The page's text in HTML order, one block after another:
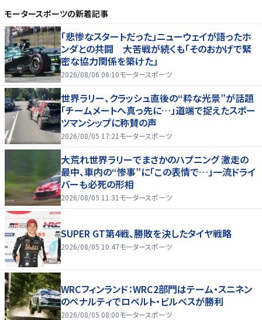
モータースポーツの新着記事
「悲惨なスタートだった」ニューウェイが語ったホ
ンダとの共闘 大苦戦が続くも「そのおかげで緊
密な協力関係を築けた」
2026/08/06 06:10モータースポーツ
世界ラリー、クラッシュ直後の“粋な光景”が話題
「チームメートへ真っ先に…」道端で捉えたスポー
ツマンシップに称賛の声
2026/08/05 17:21 モータースポーツ
大荒れ世界ラリーでまさかのハプニング 激走の
最中、車内の“惨事”に「この表情で…」一流ドライ
バーも必死の形相
2026/08/05 11:31 モータースポーツ
SUPER GT第4戦、勝敗を決したタイヤ戦略
2026/08/05 10:47モータースポーツ
WRCフィンランド：WRC2部門はテーム・スニネン
のペナルティでロベルト・ビルベスが勝利
2026/08/05 08:00モータースポーツ